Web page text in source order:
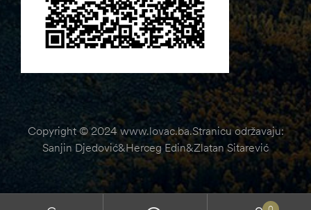
Copyright © 2024 www.lovac.ba.Stranicu održavaju:
Sanjin Djedović&Herceg Edin&Zlatan Sitarević